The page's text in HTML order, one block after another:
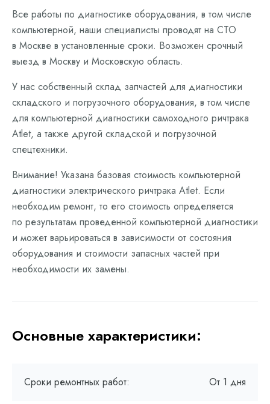
Все работы по диагностике оборудования, в том числе
компьютерной, наши специалисты проводят на СТО
в Москве в установленные сроки. Возможен срочный
выезд в Москву и Московскую область.
У нас собственный склад запчастей для диагностики
складского и погрузочного оборудования, в том числе
для компьютерной диагностики самоходного ричтрака
Atlet, а также другой складской и погрузочной
спецтехники.
Внимание! Указана базовая стоимость компьютерной
диагностики электрического ричтрака Atlet. Если
необходим ремонт, то его стоимость определяется
по результатам проведенной компьютерной диагностики
и может варьироваться в зависимости от состояния
оборудования и стоимости запасных частей при
необходимости их замены.
Основные характеристики:
Сроки ремонтных работ: От 1 дня